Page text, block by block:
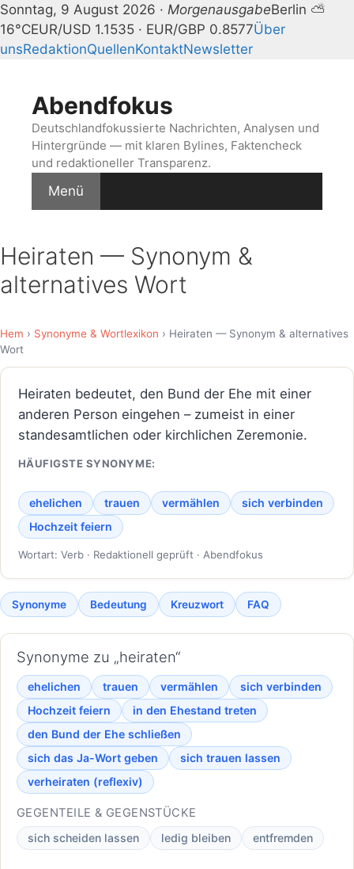
Sonntag, 9 August 2026 · MorgenausgabeBerlin ⛅
16°CEUR/USD 1.1535 · EUR/GBP 0.8577Über
unsRedaktionQuellenKontaktNewsletter
springenAbendfokus
Deutschlandfokussierte Nachrichten, Analysen und
Hintergründe — mit klaren Bylines, Faktencheck
und redaktioneller Transparenz.
Menü
Heiraten — Synonym &
alternatives Wort
Hem › Synonyme & Wortlexikon › Heiraten — Synonym & alternatives
Wort
Heiraten bedeutet, den Bund der Ehe mit einer
anderen Person eingehen – zumeist in einer
standesamtlichen oder kirchlichen Zeremonie.
HÄUFIGSTE SYNONYME:
ehelichen trauen vermählen
sich verbinden
Hochzeit feiern
Wortart: Verb · Redaktionell geprüft · Abendfokus
Synonyme Bedeutung Kreuzwort FAQ
Synonyme zu „heiraten“
ehelichen trauen vermählen
sich verbinden
Hochzeit feiern
in den Ehestand treten
den Bund der Ehe schließen
sich das Ja-Wort geben
sich trauen lassen
verheiraten (reflexiv)
GEGENTEILE & GEGENSTÜCKE
sich scheiden lassen ledig bleiben entfremden